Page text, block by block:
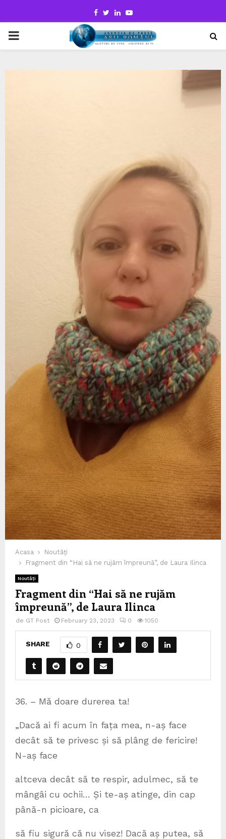
Facebook
TwitterLinkedinYoutube
PRIMARY
Acasa
Noutăți
Fragment din “Hai să ne rujăm împreună”, de Laura Ilinca
Noutăți
Fragment din “Hai să ne rujăm
împreună”, de Laura Ilinca
de GT Post February 23, 2023 0 1050
SHARE 0
36. – Mă doare durerea ta!
„Dacă ai fi acum în fața mea, n-aș face
decât să te privesc și să plâng de fericire!
N-aș face
altceva decât să te respir, adulmec, să te
mângâi cu ochii… Și te-aș atinge, din cap
până-n picioare, ca
să fiu sigură că nu visez! Dacă aș putea, să